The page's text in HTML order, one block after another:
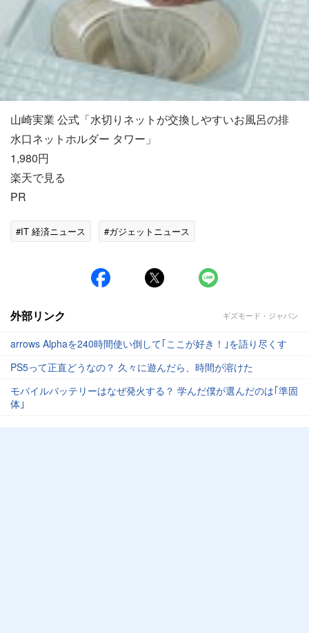
山崎実業 公式「水切りネットが交換しやすいお風呂の排
水口ネットホルダー タワー」
1,980円
楽天で見る
PR
#IT 経済ニュース #ガジェットニュース
外部リンク ギズモード・ジャパン
arrows Alphaを240時間使い倒して｢ここが好き！｣を語り尽くす
PS5って正直どうなの？ 久々に遊んだら、時間が溶けた
モバイルバッテリーはなぜ発火する？ 学んだ僕が選んだのは｢準固
体｣